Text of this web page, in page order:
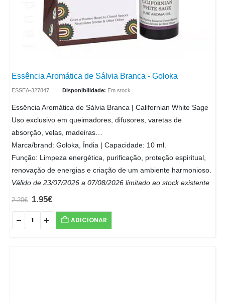
Essência Aromática de Sálvia Branca - Goloka
ESSEA-327847 Disponibilidade: Em stock
Essência Aromática de Sálvia Branca | Californian White Sage
Uso exclusivo em queimadores, difusores, varetas de
absorção, velas, madeiras…
Marca/brand: Goloka, Índia | Capacidade: 10 ml.
Função: Limpeza energética, purificação, proteção espiritual,
renovação de energias e criação de um ambiente harmonioso.
Válido de 23/07/2026 a 07/08/2026 limitado ao stock existente
2.20€ 1.95€
ADICIONAR